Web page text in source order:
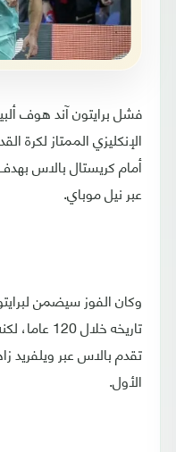
فشل برايتون آند هوف
أمام كريستال بالاس
عبر نيل موباي.
وكان الفوز سيضمن
تاريخه
تقدم بالاس عبر ويلفريد
الأول.